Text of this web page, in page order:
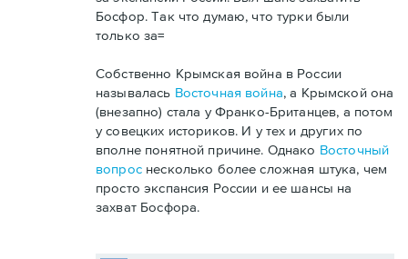
Босфор. Так что думаю, что турки были
только за=
Собственно Крымская война в России
называлась Восточная война, а Крымской она
(внезапно) стала у Франко-Британцев, а потом
у совецких историков. И у тех и других по
вполне понятной причине. Однако Восточный
вопроснесколько более сложная штука, чем
просто экспансия России и ее шансы на
захват Босфора.